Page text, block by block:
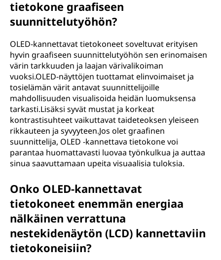
tietokone graafiseen
suunnittelutyöhön?
OLED-kannettavat tietokoneet soveltuvat erityisen
hyvin graafiseen suunnittelutyöhön sen erinomaisen
värin tarkkuuden ja laajan värivalikoiman
vuoksi.OLED-näyttöjen tuottamat elinvoimaiset ja
tosielämän värit antavat suunnittelijoille
mahdollisuuden visualisoida heidän luomuksensa
tarkasti.Lisäksi syvät mustat ja korkeat
kontrastisuhteet vaikuttavat taideteoksen yleiseen
rikkauteen ja syvyyteen.Jos olet graafinen
suunnittelija, OLED -kannettava tietokone voi
parantaa huomattavasti luovaa työnkulkua ja auttaa
sinua saavuttamaan upeita visuaalisia tuloksia.
Onko OLED-kannettavat
tietokoneet enemmän energiaa
nälkäinen verrattuna
nestekidenäytön (LCD) kannettaviin
tietokoneisiin?